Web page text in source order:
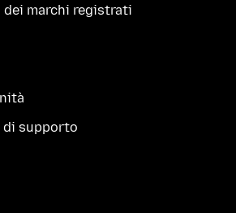
dei marchi registrati
supporto